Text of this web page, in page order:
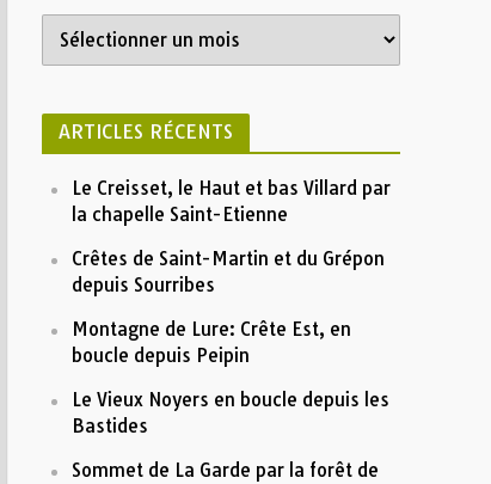
Liste
 Cirque des Monges
Cirque des Monges
GPX
1200
1500
2100
Altitude (m)
Nom:Tour du cirque des Monges en rando 2018
Distance: 18,8 km
Altitude minimum:
Descente cumulée :1004 m
Archives
ARTICLES RÉCENTS
Le Creisset, le Haut et bas Villard par
la chapelle Saint-Etienne
Crêtes de Saint-Martin et du Grépon
depuis Sourribes
Montagne de Lure: Crête Est, en
boucle depuis Peipin
Le Vieux Noyers en boucle depuis les
Bastides
Sommet de La Garde par la forêt de